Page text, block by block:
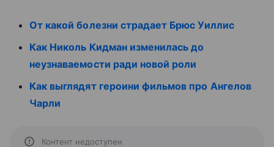
От какой болезни страдает Брюс Уиллис
Как Николь Кидман изменилась до
неузнаваемости ради новой роли
Как выглядят героини фильмов про Ангелов
Чарли
Контент недоступен